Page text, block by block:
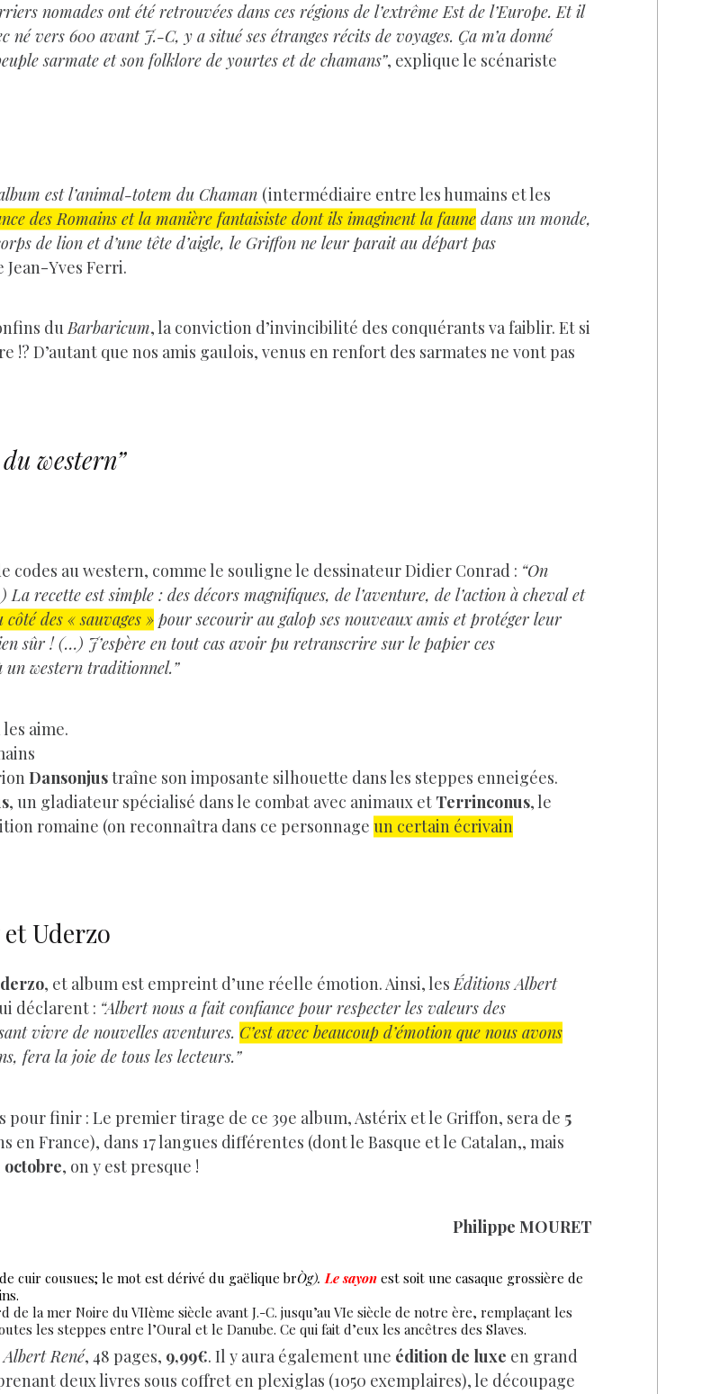
nomades ont été retrouvées dans ces régions de l’extrême Est de l’Europe. Et il
vers 600 avant J.-C, y a situé ses étranges récits de voyages. Ça m’a donné
sarmate et son folklore de yourtes et de chamans”, explique le scénariste
est l’animal-totem du Chaman (intermédiaire entre les humains et les
des Romains et la manière fantaisiste dont ils imaginent la faune dans un monde,
de lion et d’une tête d’aigle, le Griffon ne leur parait au départ pas
Yves Ferri.
duBarbaricum, la conviction d’invincibilité des conquérants va faiblir. Et si
D’autant que nos amis gaulois, venus en renfort des sarmates ne vont pas
western”
codes au western, comme le souligne le dessinateur Didier Conrad : “On
recette est simple : des décors magnifiques, de l’aventure, de l’action à cheval et
des « sauvages » pour secourir au galop ses nouveaux amis et protéger leur
sûr ! (…) J’espère en tout cas avoir pu retranscrire sur le papier ces
un western traditionnel.”
aime.
Dansonjustraîne son imposante silhouette dans les steppes enneigées.
, un gladiateur spécialisé dans le combat avec animaux et Terrinconus, le
romaine (on reconnaîtra dans ce personnage un certain écrivain
Uderzo
, et album est empreint d’une réelle émotion. Ainsi, lesÉditions Albert
déclarent : “Albert nous a fait confiance pour respecter les valeurs des
vivre de nouvelles aventures. C’est avec beaucoup d’émotion que nous avons
fera la joie de tous les lecteurs.”
pour finir : Le premier tirage de ce 39e album, Astérix et le Griffon, sera de 5
en France), dans 17 langues différentes (dont le Basque et le Catalan,, mais
octobre, on y est presque !
Philippe MOURET
cuir cousues; le mot est dérivé du gaëlique brÒg). Le sayon est soit une casaque grossière de
la mer Noire du VIIème siècle avant J.-C. jusqu’au VIe siècle de notre ère, remplaçant les
les steppes entre l’Oural et le Danube. Ce qui fait d’eux les ancêtres des Slaves.
René, 48 pages, 9,99€. Il y aura également une édition de luxe en grand
deux livres sous coffret en plexiglas (1050 exemplaires), le découpage